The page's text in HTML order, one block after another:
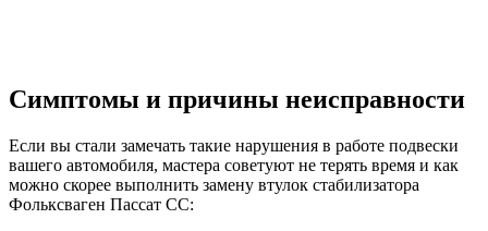
Симптомы и причины неисправности
Если вы стали замечать такие нарушения в работе подвески
вашего автомобиля, мастера советуют не терять время и как
можно скорее выполнить замену втулок стабилизатора
Фольксваген Пассат СС: